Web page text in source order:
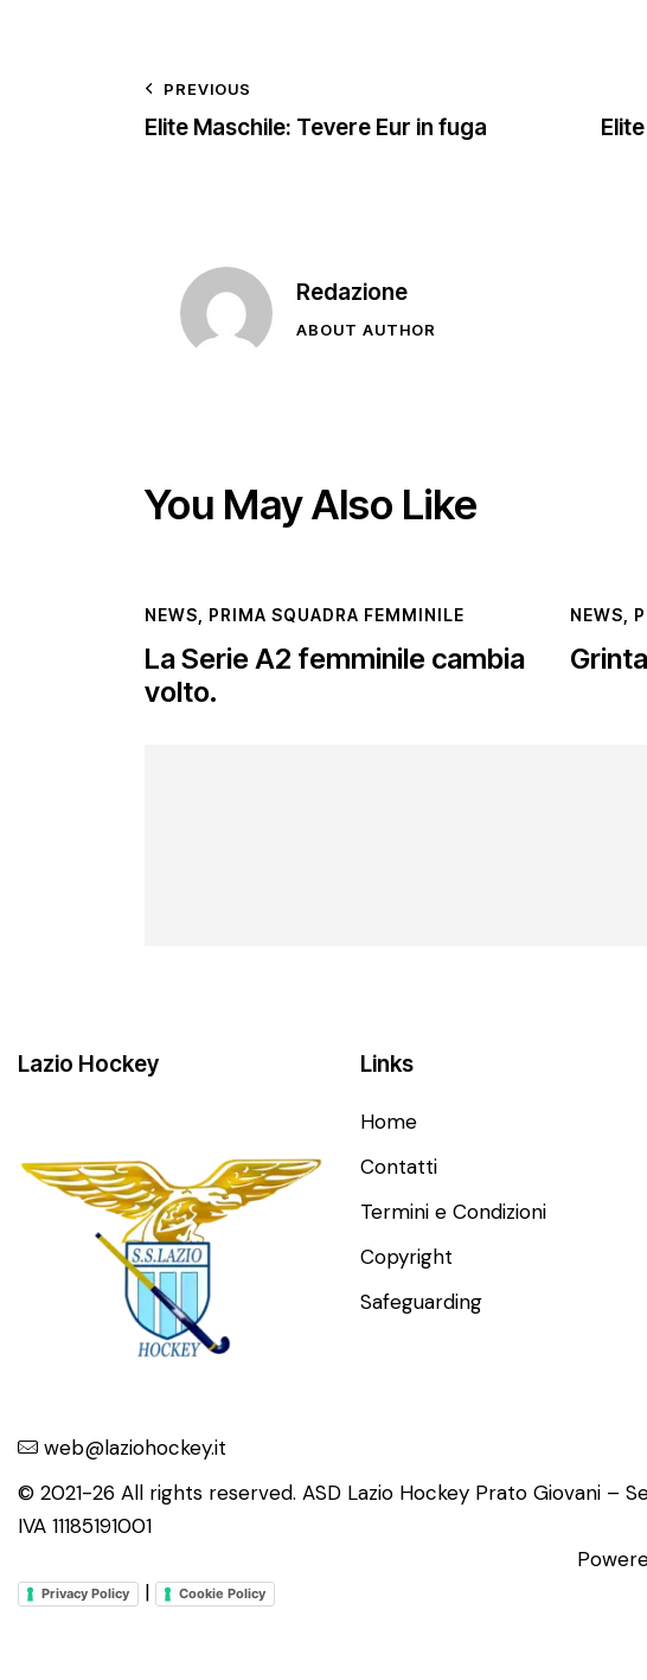
PREVIOUS
Elite Maschile: Tevere Eur in fuga
Redazione
ABOUT AUTHOR
You May Also Like
NEWS PRIMA SQUADRA FEMMINILE
La Serie A2 femminile cambia
volto.
NEWS
Lazio Hockey
web@laziohockey.it
Links
Home
Contatti
Termini e Condizioni
Copyright
Safeguarding
© 2021-26 All rights reserved. ASD Lazio Hockey Prato Giovani –
IVA 11185191001
Privacy Policy | Cookie Policy